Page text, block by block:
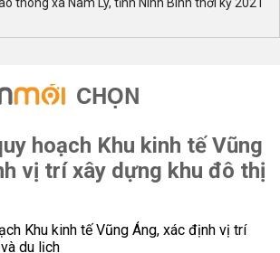
thông xã Nam Lý, tỉnh Ninh Bình thời kỳ 2021
CHỌN
hoạch Khu kinh tế Vũng
vị trí xây dựng khu đô thị